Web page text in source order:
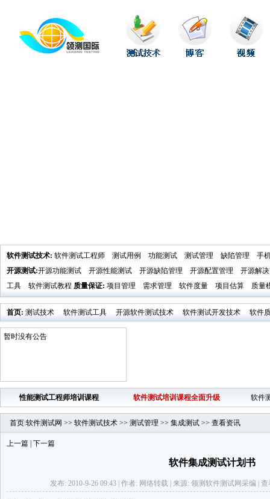
软件测试技术: 软件测试工程师 测试用例 功能测试 测试管理 缺陷管理
手
开源测试:开源功能测试 开源性能测试 开源缺陷管理 开源配置管理
开源解
工具
软件测试教程 质量保证: 项目管理 需求管理 软件度量 项目估算 质量
首页: 测试技术 软件测试工具 开源软件测试技术 软件测试开发技术
软件
业界新闻
软件测试时代活动发布
暂时没有公告
性能测试工程师培训课程 软件测试培训课程全面升级 软件
首页:软件测试网 >> 软件测试技术 >> 测试管理 >> 集成测试 >> 查看资讯
上一篇 下一篇
软件集成测试计划书
发布: 2010-9-26 09:43 | 作者: 网络转载 | 来源: 领测软件测试网采编 |